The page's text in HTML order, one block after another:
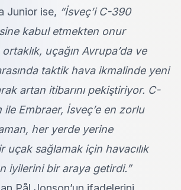
Junior ise, “İsveç’i C-390
kabul etmekten onur
uçağın Avrupa’da ve
taktik hava ikmalinde yeni
artan itibarını pekiştiriyor. C-
Embraer, İsveç’e en zorlu
her yerde yerine
uçak sağlamak için havacılık
iyilerini bir araya getirdi.”